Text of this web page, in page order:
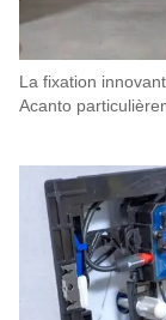
La fixation
Acanto